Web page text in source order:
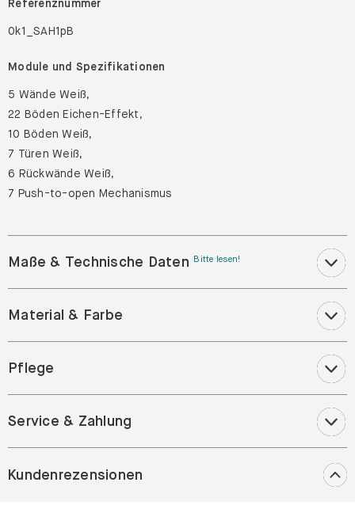
Referenznummer
0k1_SAH1pB
Module und Spezifikationen
5 Wände Weiß,
22 Böden Eichen-Effekt,
10 Böden Weiß,
7 Türen Weiß,
6 Rückwände Weiß,
7 Push-to-open Mechanismus
Maße & Technische Daten Bitte lesen!
Material & Farbe
Pflege
Service & Zahlung
Kundenrezensionen